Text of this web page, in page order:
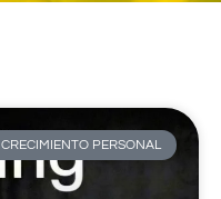
CRECIMIENTO PERSONAL